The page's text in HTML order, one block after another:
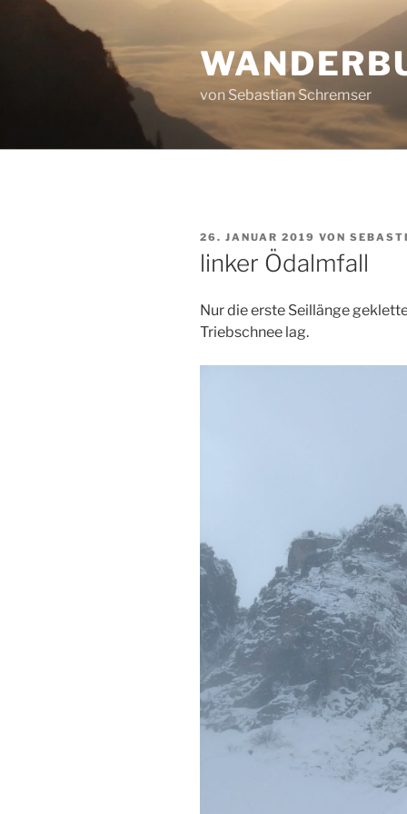
von Sebastian Schremser
VERÖFFENTLICHT
AM
26. JANUAR 2019 VON
linker Ödalmfall
Nur die erste Seillänge
Triebschnee lag.